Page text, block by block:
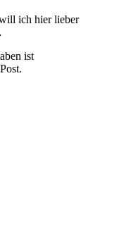
ich hier lieber
ist